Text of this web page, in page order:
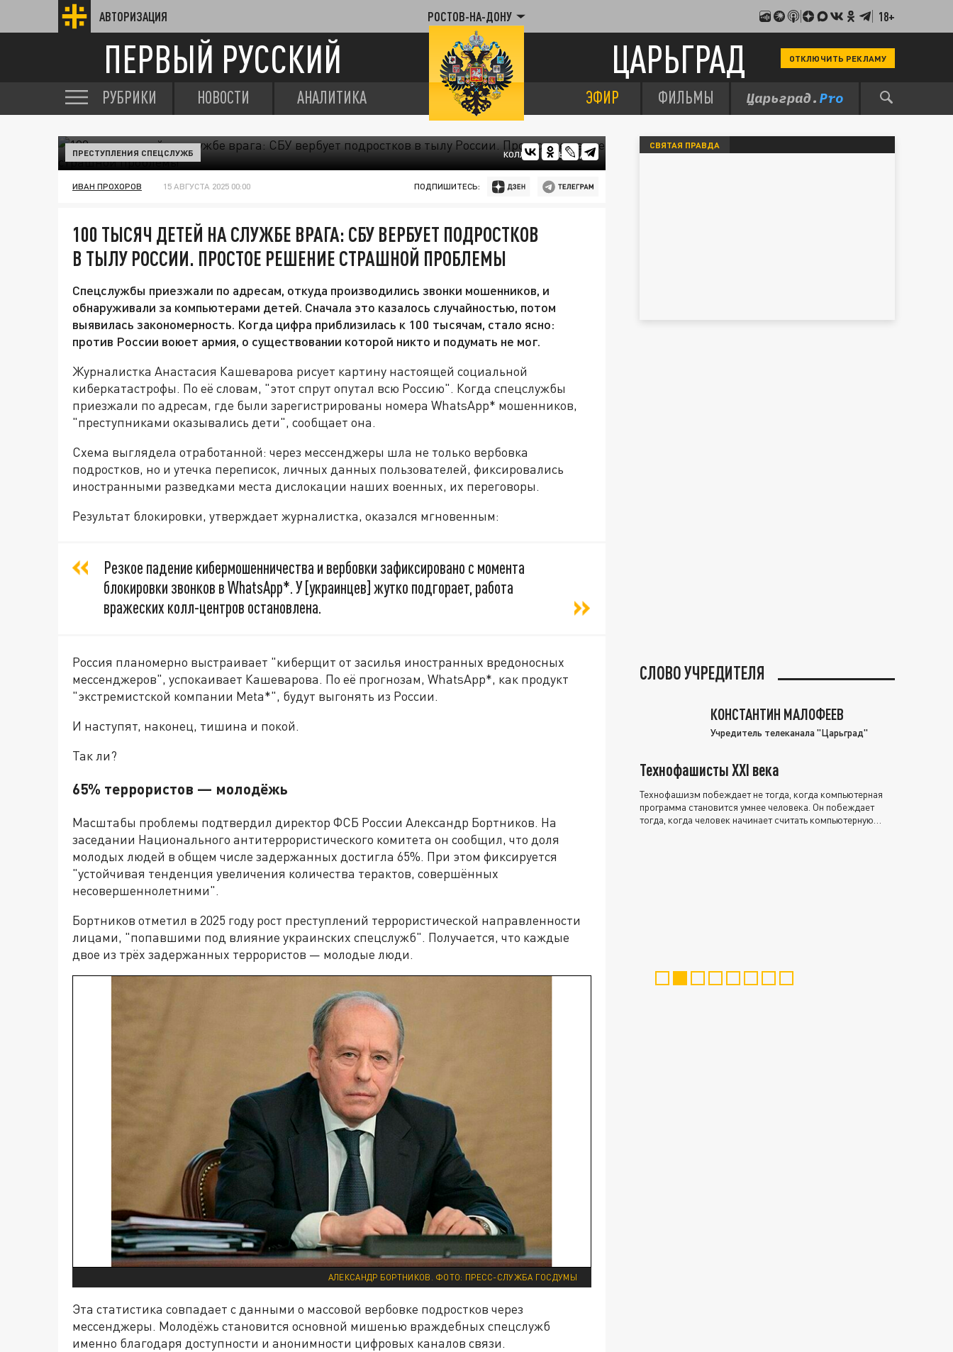
АВТОРИЗАЦИЯ РОСТОВ-НА-ДОНУ 18+
ПЕРВЫЙ РУССКИЙ ЦАРЬГРАД ОТКЛЮЧИТЬ РЕКЛАМУ
РУБРИКИ НОВОСТИ АНАЛИТИКА ЭФИР ФИЛЬМЫ
КОЛЛАЖ ЦАРЬГРАДА
ПРЕСТУПЛЕНИЯ СПЕЦСЛУЖБ
ИВАН ПРОХОРОВ 15 АВГУСТА 2025 00:00 ПОДПИШИТЕСЬ:
100 ТЫСЯЧ ДЕТЕЙ НА СЛУЖБЕ ВРАГА: СБУ ВЕРБУЕТ ПОДРОСТКОВ
В ТЫЛУ РОССИИ. ПРОСТОЕ РЕШЕНИЕ СТРАШНОЙ ПРОБЛЕМЫ
Спецслужбы приезжали по адресам, откуда производились звонки мошенников, и
обнаруживали за компьютерами детей. Сначала это казалось случайностью, потом
выявилась закономерность. Когда цифра приблизилась к 100 тысячам, стало ясно:
против России воюет армия, о существовании которой никто и подумать не мог.
Журналистка Анастасия Кашеварова рисует картину настоящей социальной
киберкатастрофы. По её словам, "этот спрут опутал всю Россию". Когда спецслужбы
приезжали по адресам, где были зарегистрированы номера WhatsApp* мошенников,
"преступниками оказывались дети", сообщает она.
Схема выглядела отработанной: через мессенджеры шла не только вербовка
подростков, но и утечка переписок, личных данных пользователей, фиксировались
иностранными разведками места дислокации наших военных, их переговоры.
Результат блокировки, утверждает журналистка, оказался мгновенным:
Резкое падение кибермошенничества и вербовки зафиксировано с момента
блокировки звонков в WhatsApp*. У [украинцев] жутко подгорает, работа
вражеских колл-центров остановлена.
Россия планомерно выстраивает "киберщит от засилья иностранных вредоносных
мессенджеров", успокаивает Кашеварова. По её прогнозам, WhatsApp*, как продукт
"экстремистской компании Meta*", будут выгонять из России.
И наступят, наконец, тишина и покой.
Так ли?
65% террористов — молодёжь
Масштабы проблемы подтвердил директор ФСБ России Александр Бортников. На
заседании Национального антитеррористического комитета он сообщил, что доля
молодых людей в общем числе задержанных достигла 65%. При этом фиксируется
"устойчивая тенденция увеличения количества терактов, совершённых
несовершеннолетними".
Бортников отметил в 2025 году рост преступлений террористической направленности
лицами, "попавшими под влияние украинских спецслужб". Получается, что каждые
двое из трёх задержанных террористов — молодые люди.
АЛЕКСАНДР БОРТНИКОВ. ФОТО: ПРЕСС-СЛУЖБА ГОСДУМЫ
Эта статистика совпадает с данными о массовой вербовке подростков через
мессенджеры. Молодёжь становится основной мишенью враждебных спецслужб
именно благодаря доступности и анонимности цифровых каналов связи.
СВЯТАЯ ПРАВДА
СЛОВО УЧРЕДИТЕЛЯ
КОНСТАНТИН МАЛОФЕЕВ
Учредитель телеканала "Царьград"
Технофашисты XXI века
Технофашизм побеждает не тогда, когда компьютерная
программа становится умнее человека. Он побеждает
тогда, когда человек начинает считать компьютерную